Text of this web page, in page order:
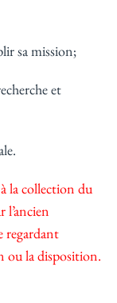
sa mission;
et
la collection du
l’ancien
regardant
ou la disposition.